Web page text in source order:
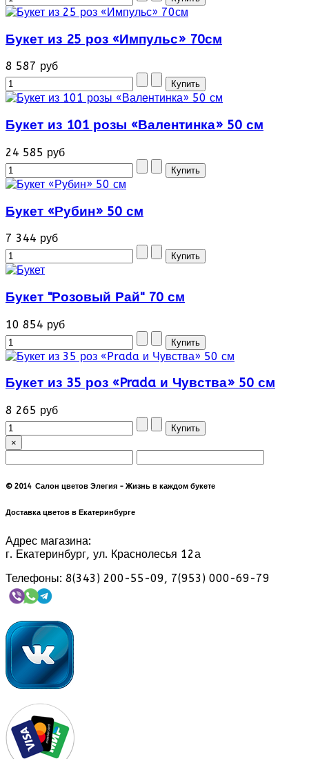
Букет из 25 роз «Импульс» 70см
8 587 руб
Букет из 101 розы «Валентинка» 50 см
24 585 руб
Букет «Рубин» 50 см
7 344 руб
Букет "Розовый Рай" 70 см
10 854 руб
Букет из 35 роз «Prada и Чувства» 50 см
8 265 руб
×
© 2014 Салон цветов Элегия - Жизнь в каждом букете
Доставка цветов в Екатеринбурге
Адрес магазина:
г. Екатеринбург, ул. Краснолесья 12а
Телефоны: 8(343) 200-55-09, 7(953) 000-69-79